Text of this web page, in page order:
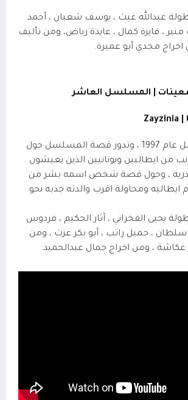
عبدالله غيث ، يوسف شعبان ، أحمد
منير ، فايزة كمال ، عايدة رياض، ومن تأليف
مجدي أبو عميرة.
| المسلسل العاشر
|
Zayzinia
تم انتاج المسلسل عام 1997 ، وتدور قصة المسلسل حول
من ايطاليين ويونانيين الذين يعيشون
، وحول قصة شخص اسمه بشر من
ومحاولة اقرب والدته جذبه نحو
يحيى الفخراني ، آثار الحكيم ، فردوس
سلطان ، جميل راتب ، أبو بكر عزت ، ومن
عكاشة ، ومن اخراج جمال عبدالحميد.